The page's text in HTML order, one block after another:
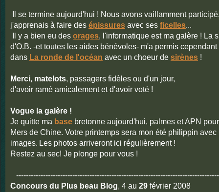
Il se termine aujourd'hui ! Nous avons vaillamment
j'apprenais à faire des épissures avec ses ficelles...
Il y a bien eu des orages, l'informatique est ma galère ! La
d'O.B. -et toutes les aides bénévoles- m'a permis
dans La ronde de l'océan avec un choeur de sirènes !
Merci, matelots, passagers fidèles ou d'un jour,
d'avoir ramé amicalement et d'avoir voté !
Vogue la galère !
Je quitte ma base bretonne aujourd'hui, palmes et APN
Mers de Chine. Votre printemps sera mon été philippin
images. Les photos arriveront ici régulièrement !
Restez au sec! Je plonge pour vous !
Concours du Plus beau Blog, 4 au 29 février 2008